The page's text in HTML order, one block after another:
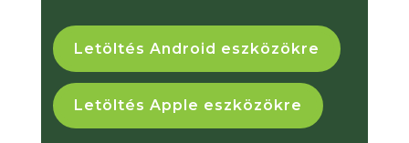
Letöltés Android eszközökre
Letöltés Apple eszközökre